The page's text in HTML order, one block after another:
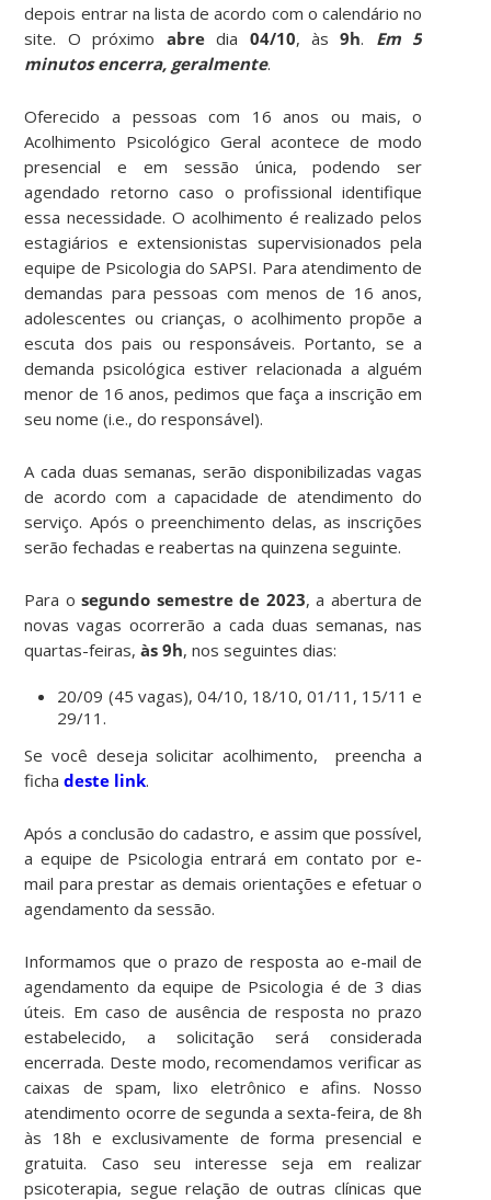
depois entrar na lista de acordo com o calendário no
site. O próximo abredia 04/10, às 9h. Em 5
minutos encerra, geralmente.
Oferecido a pessoas com 16 anos ou mais, o
Acolhimento Psicológico Geral acontece de modo
presencial e em sessão única, podendo ser
agendado retorno caso o profissional identifique
essa necessidade. O acolhimento é realizado pelos
estagiários e extensionistas supervisionados pela
equipe de Psicologia do SAPSI. Para atendimento de
demandas para pessoas com menos de 16 anos,
adolescentes ou crianças, o acolhimento propõe a
escuta dos pais ou responsáveis. Portanto, se a
demanda psicológica estiver relacionada a alguém
menor de 16 anos, pedimos que faça a inscrição em
seu nome (i.e., do responsável).
A cada duas semanas, serão disponibilizadas vagas
de acordo com a capacidade de atendimento do
serviço. Após o preenchimento delas, as inscrições
serão fechadas e reabertas na quinzena seguinte.
Para osegundo semestre de 2023, a abertura de
novas vagas ocorrerão a cada duas semanas, nas
quartas-feiras,às 9h, nos seguintes dias:
20/09 (45 vagas), 04/10, 18/10, 01/11, 15/11 e
29/11.
Se você deseja solicitar acolhimento, preencha a
fichadeste link.
Após a conclusão do cadastro, e assim que possível,
a equipe de Psicologia entrará em contato por e-
mail para prestar as demais orientações e efetuar o
agendamento da sessão.
Informamos que o prazo de resposta ao e-mail de
agendamento da equipe de Psicologia é de 3 dias
úteis. Em caso de ausência de resposta no prazo
estabelecido, a solicitação será considerada
encerrada. Deste modo, recomendamos verificar as
caixas de spam, lixo eletrônico e afins. Nosso
atendimento ocorre de segunda a sexta-feira, de 8h
às 18h e exclusivamente de forma presencial e
gratuita. Caso seu interesse seja em realizar
psicoterapia, segue relação de outras clínicas que